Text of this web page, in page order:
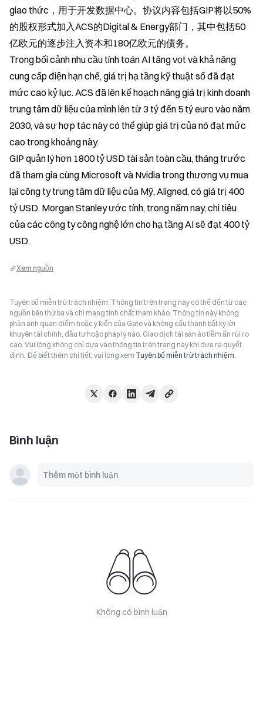
giao thức，用于开发数据中心。协议内容包括GIP将以50%
的股权形式加入ACS的Digital & Energy部门，其中包括50
亿欧元的逐步注入资本和180亿欧元的债务。
Trong bối cảnh nhu cầu tính toán AI tăng vọt và khả năng
cung cấp điện hạn chế, giá trị hạ tầng kỹ thuật số đã đạt
mức cao kỷ lục. ACS đã lên kế hoạch nâng giá trị kinh doanh
trung tâm dữ liệu của mình lên từ 3 tỷ đến 5 tỷ euro vào năm
2030, và sự hợp tác này có thể giúp giá trị của nó đạt mức
cao trong khoảng này.
GIP quản lý hơn 1800 tỷ USD tài sản toàn cầu, tháng trước
đã tham gia cùng Microsoft và Nvidia trong thương vụ mua
lại công ty trung tâm dữ liệu của Mỹ, Aligned, có giá trị 400
tỷ USD. Morgan Stanley ước tính, trong năm nay, chi tiêu
của các công ty công nghệ lớn cho hạ tầng AI sẽ đạt 400 tỷ
USD.
Xem nguồn
Tuyên bố miễn trừ trách nhiệm: Thông tin trên trang này có thể đến từ các
nguồn bên thứ ba và chỉ mang tính chất tham khảo. Thông tin này không
phản ánh quan điểm hoặc ý kiến của Gate và không cấu thành bất kỳ lời
khuyên tài chính, đầu tư hoặc pháp lý nào. Giao dịch tài sản ảo tiềm ẩn rủi ro
cao. Vui lòng không chỉ dựa vào thông tin trên trang này khi đưa ra quyết
định. Để biết thêm chi tiết, vui lòng xem Tuyên bố miễn trừ trách nhiệm.
Bình luận
Không có bình luận